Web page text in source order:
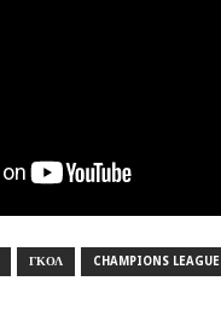
ΓΚΟΛ CHAMPIONS LEAGUE